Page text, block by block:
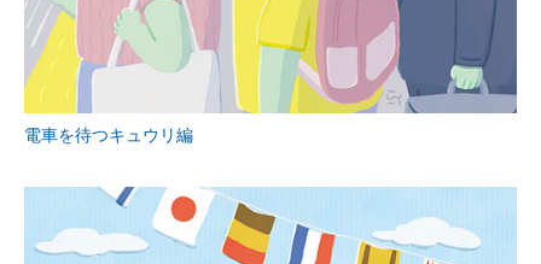
電車を待つキュウリ編